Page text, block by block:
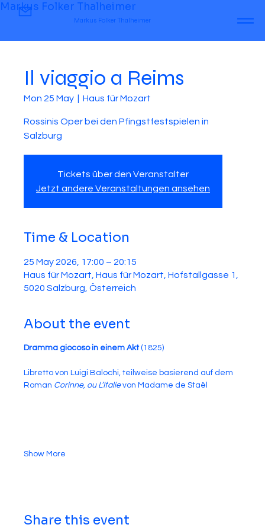
Markus Folker Thalheimer
Markus Folker Thalheimer
Il viaggio a Reims
Mon 25 May Haus für Mozart
Rossinis Oper bei den Pfingstfestspielen in
Salzburg
Tickets über den Veranstalter
Jetzt andere Veranstaltungen ansehen
Time & Location
25 May 2026, 17:00 – 20:15
Haus für Mozart, Haus für Mozart, Hofstallgasse 1,
5020 Salzburg, Österreich
About the event
Dramma giocoso in einem Akt (1825)
Libretto von Luigi Balochi, teilweise basierend auf dem
Roman Corinne, ou L’Italie von Madame de Staël
Show More
Share this event